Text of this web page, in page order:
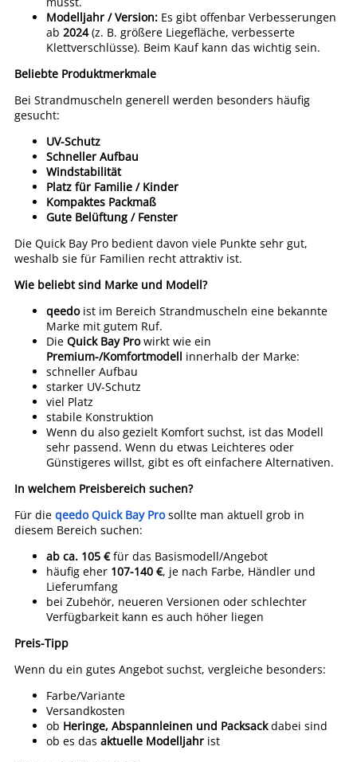
Modelljahr / Version: Es gibt offenbar Verbesserungen
ab 2024(z. B. größere Liegefläche, verbesserte
Klettverschlüsse). Beim Kauf kann das wichtig sein.
Beliebte Produktmerkmale
Bei Strandmuscheln generell werden besonders häufig
gesucht:
UV-Schutz
Schneller Aufbau
Windstabilität
Platz für Familie / Kinder
Kompaktes Packmaß
Gute Belüftung / Fenster
Die Quick Bay Pro bedient davon viele Punkte sehr gut,
weshalb sie für Familien recht attraktiv ist.
Wie beliebt sind Marke und Modell?
qeedoist im Bereich Strandmuscheln eine bekannte
Marke mit gutem Ruf.
Die Quick Bay Prowirkt wie ein
Premium-/Komfortmodell innerhalb der Marke:
schneller Aufbau
starker UV-Schutz
viel Platz
stabile Konstruktion
Wenn du also gezielt Komfort suchst, ist das Modell
sehr passend. Wenn du etwas Leichteres oder
Günstigeres willst, gibt es oft einfachere Alternativen.
In welchem Preisbereich suchen?
Für die qeedo Quick Bay Prosollte man aktuell grob in
diesem Bereich suchen:
ab ca. 105 €für das Basismodell/Angebot
häufig eher 107-140 €, je nach Farbe, Händler und
Lieferumfang
bei Zubehör, neueren Versionen oder schlechter
Verfügbarkeit kann es auch höher liegen
Preis-Tipp
Wenn du ein gutes Angebot suchst, vergleiche besonders:
Farbe/Variante
Versandkosten
ob Heringe, Abspannleinen und Packsackdabei sind
ob es das aktuelle Modelljahr ist